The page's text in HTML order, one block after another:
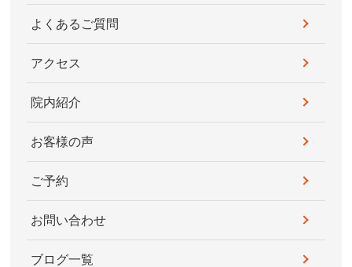
よくあるご質問
アクセス
院内紹介
お客様の声
ご予約
お問い合わせ
ブログ一覧